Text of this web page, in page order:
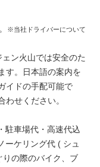
※当社ドライバーについて
ン火山では安全のた
す。日本語の案内を
イドの手配可能で
せください。
駐車場代・高速代込
ーケリング代 ( シュ
りの際のバイク、ブ